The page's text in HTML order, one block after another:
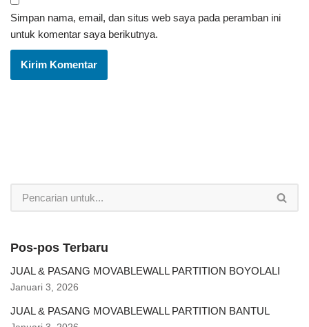
Simpan nama, email, dan situs web saya pada peramban ini
untuk komentar saya berikutnya.
Pos-pos Terbaru
JUAL & PASANG MOVABLEWALL PARTITION BOYOLALI
Januari 3, 2026
JUAL & PASANG MOVABLEWALL PARTITION BANTUL